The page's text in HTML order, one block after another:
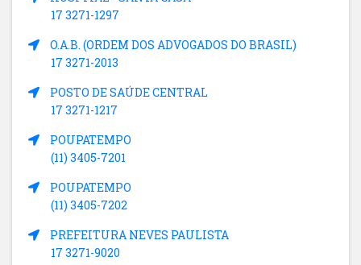
17 3271-1297
O.A.B. (ORDEM DOS ADVOGADOS DO BRASIL)
17 3271-2013
POSTO DE SAÚDE CENTRAL
17 3271-1217
POUPATEMPO
(11) 3405-7201
POUPATEMPO
(11) 3405-7202
PREFEITURA NEVES PAULISTA
17 3271-9020